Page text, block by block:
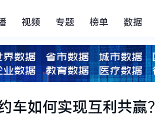
视频 专题 榜单 数据
车如何实现互利共赢？